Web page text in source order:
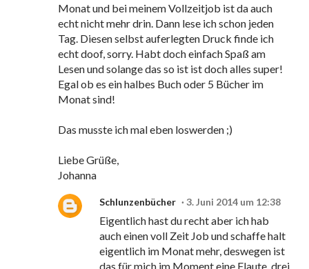
Monat und bei meinem Vollzeitjob ist da auch
echt nicht mehr drin. Dann lese ich schon jeden
Tag. Diesen selbst auferlegten Druck finde ich
echt doof, sorry. Habt doch einfach Spaß am
Lesen und solange das so ist ist doch alles super!
Egal ob es ein halbes Buch oder 5 Bücher im
Monat sind!
Das musste ich mal eben loswerden ;)
Liebe Grüße,
Johanna
Schlunzenbücher 3. Juni 2014 um 12:38
Eigentlich hast du recht aber ich hab
auch einen voll Zeit Job und schaffe halt
eigentlich im Monat mehr, deswegen ist
das für mich im Moment eine Flaute, drei